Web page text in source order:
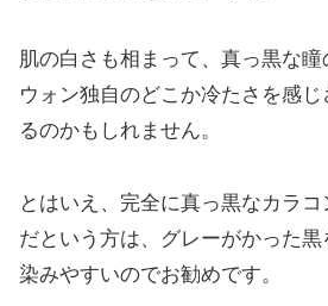
肌の白さも相まって、真っ黒な
ウォン独自のどこか冷たさを感
るのかもしれません。
とはいえ、完全に真っ黒なカラ
だという方は、グレーがかった黒
染みやすいのでお勧めです。